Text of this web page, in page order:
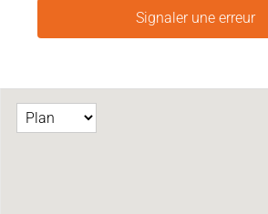
Signaler une erreur